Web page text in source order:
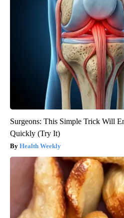
Surgeons: This Simple Trick Will
Quickly (Try It)
Health Weekly